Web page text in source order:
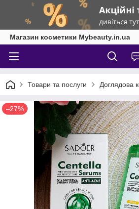
Магазин косметики Mybeauty.in.ua
Товари та послуги Доглядова
–27%